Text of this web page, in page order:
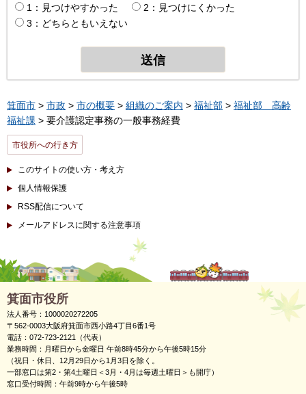
1：見つけやすかった
2：見つけにくかった
3：どちらともいえない
箕面市 > 市政 > 市の概要 > 組織のご案内 > 福祉部 > 福祉部 高齢
福祉課 > 要介護認定事務の一般事務経費
市役所への行き方
このサイトの使い方・考え方
個人情報保護
RSS配信について
メールアドレスに関する注意事項
箕面市役所
法人番号：1000020272205
〒562-0003大阪府箕面市西小路4丁目6番1号
電話：072-723-2121（代表）
業務時間：月曜日から金曜日 午前8時45分から午後5時15分
（祝日・休日、12月29日から1月3日を除く。
一部窓口は第2・第4土曜日＜3月・4月は毎週土曜日＞も開庁）
窓口受付時間：午前9時から午後5時